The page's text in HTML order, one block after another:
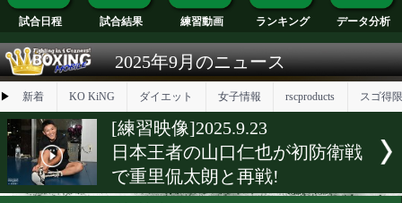
試合日程 試合結果 練習動画 ランキング
2025年9月のニュース
新着 KO KiNG ダイエット 女子情報